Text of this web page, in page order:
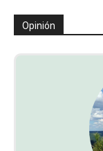
Opinión